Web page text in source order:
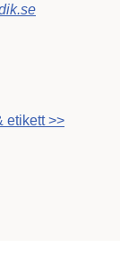
etikett >>